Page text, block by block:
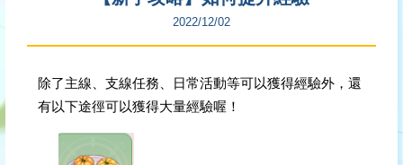
2022/12/02
除了主線、支線任務、日常活動等可以獲得經驗外，還
有以下途徑可以獲得大量經驗喔！